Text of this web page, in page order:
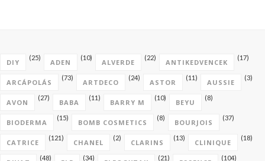
DIY
(25)
ADEN
(10)
ALVERDE
(22)
ANTIKEDVENCEK
(17)
ARCÁPOLÁS
(73)
ARTDECO
(24)
ASTOR
(11)
AUSSIE
(3)
AVON
(27)
BABA
(11)
BARRY M
(10)
BEYU
(8)
BIODERMA
(15)
BOMB COSMETICS
(8)
BOURJOIS
(37)
CATRICE
(121)
CHANEL
(2)
CLARINS
(13)
CLINIQUE
(18)
(48) (34) (21) (104)